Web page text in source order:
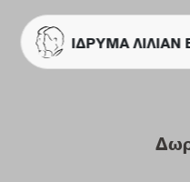
ΙΔΡΥΜΑ